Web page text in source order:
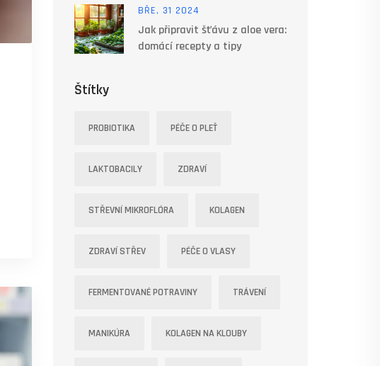
BŘE, 31 2024
Jak připravit šťávu z aloe vera:
domácí recepty a tipy
Štítky
PROBIOTIKA PÉČE O PLEŤ
LAKTOBACILY ZDRAVÍ
STŘEVNÍ MIKROFLÓRA KOLAGEN
ZDRAVÍ STŘEV PÉČE O VLASY
FERMENTOVANÉ POTRAVINY TRÁVENÍ
MANIKÚRA KOLAGEN NA KLOUBY